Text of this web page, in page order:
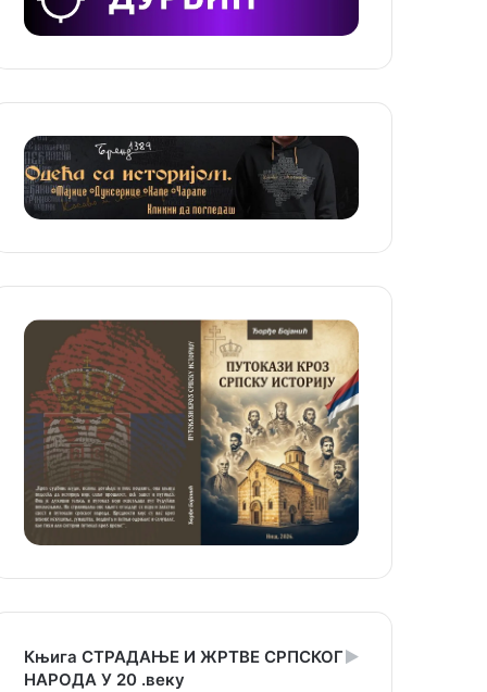
Књига СТРАДАЊЕ И ЖРТВЕ СРПСКОГ
НАРОДА У 20 .веку